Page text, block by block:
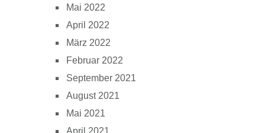
Mai 2022
April 2022
März 2022
Februar 2022
September 2021
August 2021
Mai 2021
April 2021